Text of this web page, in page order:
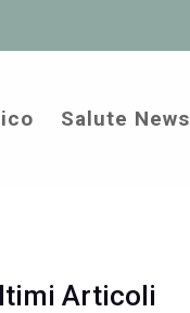
Salute News
Articoli